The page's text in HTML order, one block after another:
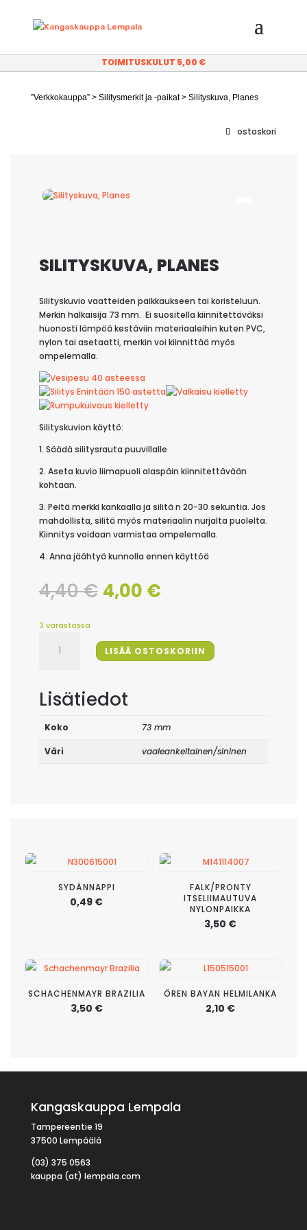
TOIMITUSKULUT 5,00 €
”Verkkokauppa”> Silitysmerkit ja -paikat> Silityskuva, Planes
ostoskori
SILITYSKUVA, PLANES
Silityskuvio vaatteiden paikkaukseen tai koristeluun.
Merkin halkaisija 73 mm. Ei suositella kiinnitettäväksi
huonosti lämpöä kestäviin materiaaleihin kuten PVC,
nylon tai asetaatti, merkin voi kiinnittää myös
ompelemalla.
Silityskuvion käyttö:
1. Säädä silitysrauta puuvillalle
2. Aseta kuvio liimapuoli alaspäin kiinnitettävään
kohtaan.
3. Peitä merkki kankaalla ja silitä n 20-30 sekuntia. Jos
mahdollista, silitä myös materiaalin nurjalta puolelta.
Kiinnitys voidaan varmistaa ompelemalla.
4. Anna jäähtyä kunnolla ennen käyttöä
4,40€ Alkuperäinen
hinta
4,00 €Nykyinen
3 varastossa
Planes
LISÄÄ OSTOSKORIIN
Lisätiedot
Koko 73 mm
Väri vaaleankeltainen/sininen
SYDÄNNAPPI
0,49 €
FALK/PRONTY
ITSELIIMAUTUVA
NYLONPAIKKA
3,50 €
SCHACHENMAYR BRAZILIA
3,50 €
ÖREN BAYAN HELMILANKA
2,10 €
Kangaskauppa Lempala
Tampereentie 19
37500 Lempäälä
(03) 375 0563
kauppa (at) lempala.com